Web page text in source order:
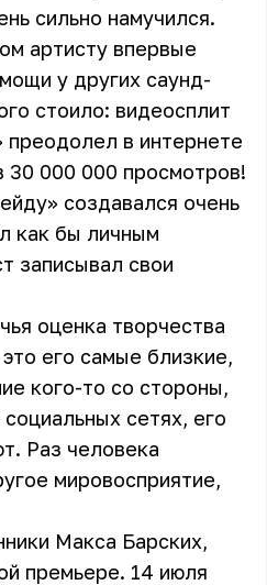
сильно намучился.
артисту впервые
у других саунд-
стоило: видеосплит
в интернете
30 000 000 просмотров!
создавался очень
как бы личным
записывал свои
оценка творчества
его самые близкие,
кого-то со стороны,
сетях, его
Раз человека
мировосприятие,
Макса Барских,
премьере. 14 июля